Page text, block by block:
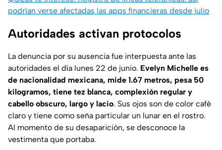
podrían verse afectadas las apps financieras desde julio
Autoridades activan protocolos
La denuncia por su ausencia fue interpuesta ante las
autoridades el día lunes 22 de junio. Evelyn Michelle es
de nacionalidad mexicana, mide 1.67 metros, pesa 50
kilogramos, tiene tez blanca, complexión regular y
cabello obscuro, largo y lacio. Sus ojos son de color café
claro y tiene como seña particular un lunar en el rostro.
Al momento de su desaparición, se desconoce la
vestimenta que portaba.